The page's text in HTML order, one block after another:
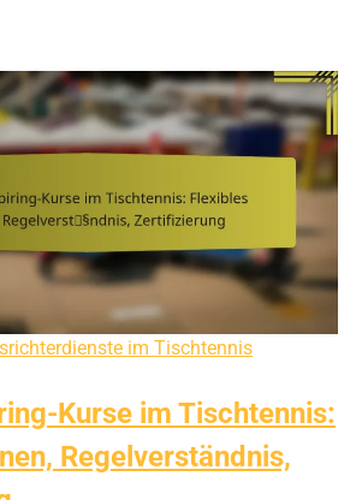
im Tischtennis
Kurse im Tischtennis:
Regelverständnis,